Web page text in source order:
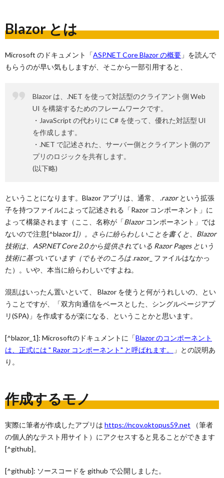
Blazor とは
Microsoft のドキュメント「ASP.NET Core Blazor の概要 」を読んで
もらうのが早い気もしますが、そこから一部引用すると、
Blazor は、.NET を使って対話型のクライアント側 Web
UI を構築するためのフレームワークです。
・JavaScript の代わりに C# を使って、優れた対話型 UI
を作成します。
・.NET で記述された、サーバー側とクライアント側のア
プリのロジックを共有します。
(以下略)
ということになります。Blazor アプリは、通常、 .razorという拡張
子を持つファイルによって記述される「Razor コンポーネント」に
よって構築されます（ここ、名称が「Blazorコンポーネント」では
ないので注意[^blazor1]）。さらに紛らわしいことを書くと、Blazor
技術は、ASP.NET Core 2.0 から提供されている Razor Pages という
技術に基づいています（でもそのころは.razor_ ファイルはなかっ
た）。いや、本当に紛らわしいですよね。
混乱はいったん置いといて、 Blazor を使うと何がうれしいの、とい
うことですが、「双方向通信をベースとした、シングルページアプ
リ(SPA)」を作成するが楽になる、ということかと思います。
[^blazor_1]: Microsoftのドキュメントに「Blazor のコンポーネント
は、正式には " Razor コンポーネント" と呼ばれます。
」との説明あ
り。
作成するモノ
実際に筆者が作成したアプリは https://ncov.oktopus59.net （筆者
の個人的なテスト用サイト）にアクセスすると見ることができます
[^github]。
[^github]: ソースコードを github で公開しました。